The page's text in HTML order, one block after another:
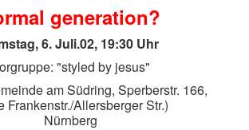
generation?
6. Juli.02, 19:30 Uhr
"styled by jesus"
am Südring, Sperberstr. 166,
Frankenstr./Allersberger Str.)
Nürnberg